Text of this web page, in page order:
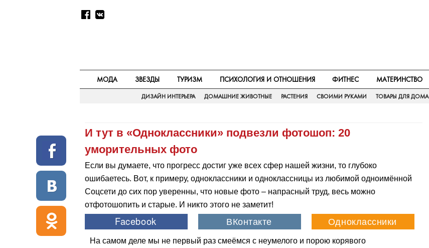
МОДА ЗВЕЗДЫ ТУРИЗМ ПСИХОЛОГИЯ И ОТНОШЕНИЯ ФИТНЕС МАТЕРИНСТВО
ДИЗАЙН ИНТЕРЬЕРА ДОМАШНИЕ ЖИВОТНЫЕ РАСТЕНИЯ СВОИМИ РУКАМИ ТОВАРЫ ДЛЯ ДОМА
И тут в «Одноклассники» подвезли фотошоп: 20
уморительных фото
Если вы думаете, что прогресс достиг уже всех сфер нашей жизни, то глубоко
ошибаетесь. Вот, к примеру, одноклассники и одноклассницы из любимой одноимённой
Соцсети до сих пор уверенны, что новые фото – напрасный труд, весь можно
отфотошопить и старые. И никто этого не заметит!
На самом деле мы не первый раз смеёмся с неумелого и порою корявого